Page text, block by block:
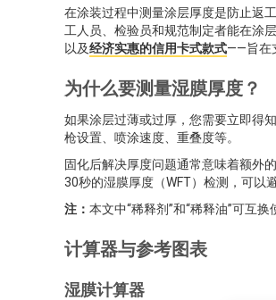
在涂装过程中测量涂层厚度是防止返
工人员、检验员和规范制定者能在涂
以及经济实惠的信用卡式款式——旨在
为什么要测量湿膜厚度？
如果涂层过薄或过厚，您需要立即得
枪设置、喷涂速度、重叠度等。
固化后解决厚度问题通常意味着额外
30秒的湿膜厚度（WFT）检测，可以
注： 本文中“稀释剂”和“稀释油”可互
计算器与参考图表
湿膜计算器